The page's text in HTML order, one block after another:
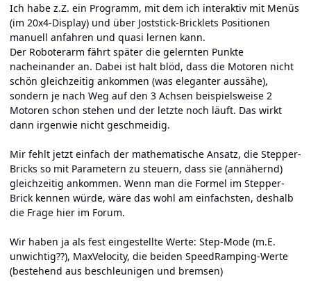
Ich habe z.Z. ein Programm, mit dem ich interaktiv mit Menüs
(im 20x4-Display) und über Joststick-Bricklets Positionen
manuell anfahren und quasi lernen kann.
Der Roboterarm fährt später die gelernten Punkte
nacheinander an. Dabei ist halt blöd, dass die Motoren nicht
schön gleichzeitig ankommen (was eleganter aussähe),
sondern je nach Weg auf den 3 Achsen beispielsweise 2
Motoren schon stehen und der letzte noch läuft. Das wirkt
dann irgenwie nicht geschmeidig.
Mir fehlt jetzt einfach der mathematische Ansatz, die Stepper-
Bricks so mit Parametern zu steuern, dass sie (annähernd)
gleichzeitig ankommen. Wenn man die Formel im Stepper-
Brick kennen würde, wäre das wohl am einfachsten, deshalb
die Frage hier im Forum.
Wir haben ja als fest eingestellte Werte: Step-Mode (m.E.
unwichtig??), MaxVelocity, die beiden SpeedRamping-Werte
(bestehend aus beschleunigen und bremsen)